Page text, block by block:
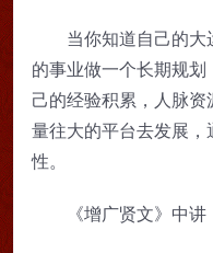
当你知道自己的
的事业做一个长期规
己的经验积累，人脉
量往大的平台去发展
性。
《增广贤文》中